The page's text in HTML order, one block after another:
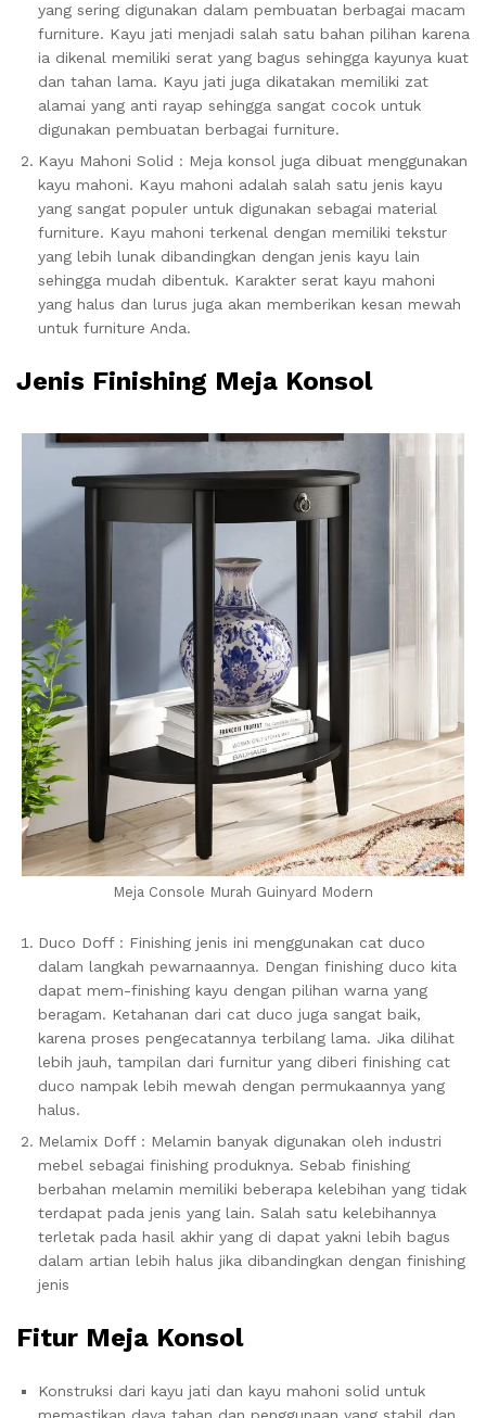
yang sering digunakan dalam pembuatan berbagai macam
furniture. Kayu jati menjadi salah satu bahan pilihan karena
ia dikenal memiliki serat yang bagus sehingga kayunya kuat
dan tahan lama. Kayu jati juga dikatakan memiliki zat
alamai yang anti rayap sehingga sangat cocok untuk
digunakan pembuatan berbagai furniture.
Kayu Mahoni Solid : Meja konsol juga dibuat menggunakan
kayu mahoni. Kayu mahoni adalah salah satu jenis kayu
yang sangat populer untuk digunakan sebagai material
furniture. Kayu mahoni terkenal dengan memiliki tekstur
yang lebih lunak dibandingkan dengan jenis kayu lain
sehingga mudah dibentuk. Karakter serat kayu mahoni
yang halus dan lurus juga akan memberikan kesan mewah
untuk furniture Anda.
Jenis Finishing Meja Konsol
Meja Console Murah Guinyard Modern
Duco Doff : Finishing jenis ini menggunakan cat duco
dalam langkah pewarnaannya. Dengan finishing duco kita
dapat mem-finishing kayu dengan pilihan warna yang
beragam. Ketahanan dari cat duco juga sangat baik,
karena proses pengecatannya terbilang lama. Jika dilihat
lebih jauh, tampilan dari furnitur yang diberi finishing cat
duco nampak lebih mewah dengan permukaannya yang
halus.
Melamix Doff : Melamin banyak digunakan oleh industri
mebel sebagai finishing produknya. Sebab finishing
berbahan melamin memiliki beberapa kelebihan yang tidak
terdapat pada jenis yang lain. Salah satu kelebihannya
terletak pada hasil akhir yang di dapat yakni lebih bagus
dalam artian lebih halus jika dibandingkan dengan finishing
jenis
Fitur Meja Konsol
Konstruksi dari kayu jati dan kayu mahoni solid untuk